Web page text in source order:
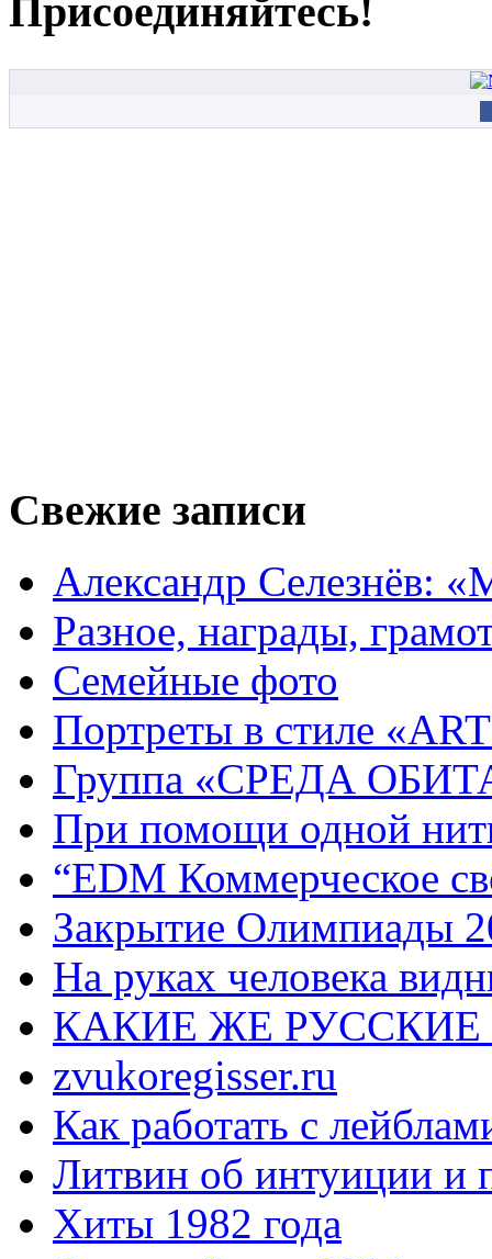
Присоединяйтесь!
Свежие записи
Александр Селезнёв:
Разное, награды,
Семейные фото
Портреты в стиле
Группа «СРЕДА
При помощи одной
“EDM Коммерческое
Закрытие Олимпиады
На руках человека
КАКИЕ ЖЕ РУССКИЕ
zvukoregisser.ru
Как работать с
Литвин об интуиции и
Хиты 1982 года